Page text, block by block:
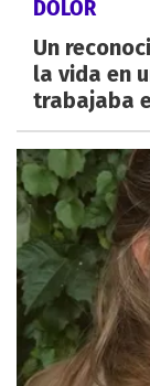
DOLOR
Un
la vida en
trabajaba